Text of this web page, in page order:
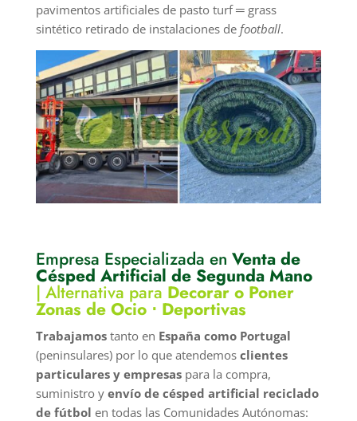
pavimentos artificiales de pasto turf ═ grass
sintético retirado de instalaciones de football.
Empresa Especializada en Venta de
Césped Artificial de Segunda Mano
| Alternativa para Decorar o Poner
Zonas de Ocio ⋅ Deportivas
Trabajamostanto en España como Portugal
(peninsulares) por lo que atendemos clientes
particulares y empresaspara la compra,
suministro y envío de césped artificial reciclado
de fútbol en todas las Comunidades Autónomas: